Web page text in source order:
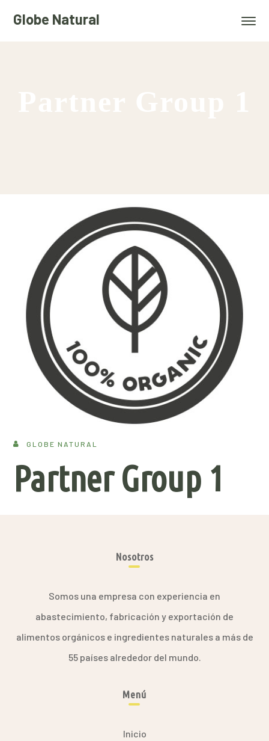
Globe Natural
GLOBE NATURAL
Partner Group 1
Nosotros
Somos una empresa con experiencia en
abastecimiento, fabricación y exportación de
alimentos orgánicos e ingredientes naturales a más de
55 países alrededor del mundo.
Menú
Inicio